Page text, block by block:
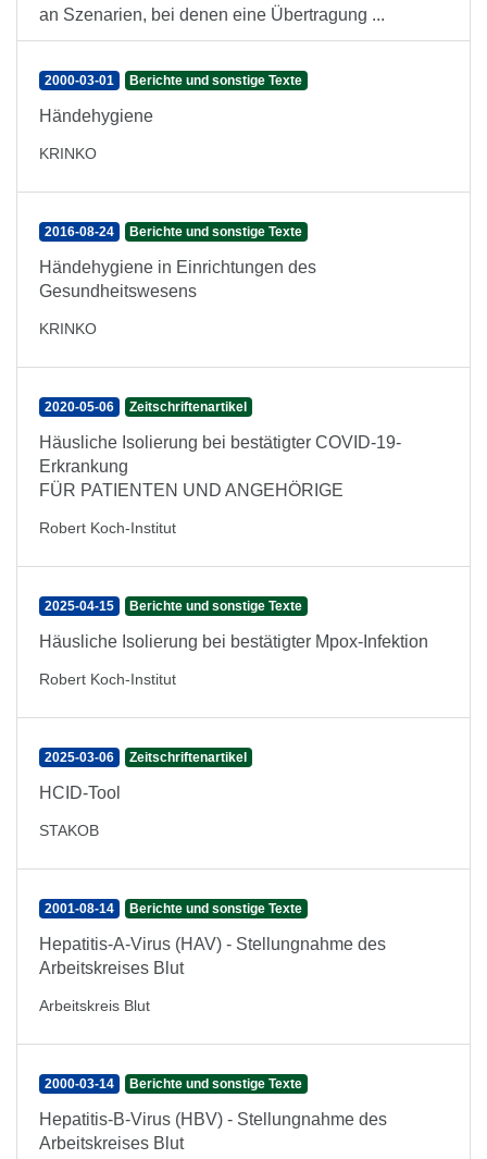
an Szenarien, bei denen eine Übertragung ...
2000-03-01 Berichte und sonstige Texte
Händehygiene
KRINKO
2016-08-24 Berichte und sonstige Texte
Händehygiene in Einrichtungen des
Gesundheitswesens
KRINKO
2020-05-06 Zeitschriftenartikel
Häusliche Isolierung bei bestätigter COVID-19-
Erkrankung
FÜR PATIENTEN UND ANGEHÖRIGE
Robert Koch-Institut
2025-04-15 Berichte und sonstige Texte
Häusliche Isolierung bei bestätigter Mpox-Infektion
Robert Koch-Institut
2025-03-06 Zeitschriftenartikel
HCID-Tool
STAKOB
2001-08-14 Berichte und sonstige Texte
Hepatitis-A-Virus (HAV) - Stellungnahme des
Arbeitskreises Blut
Arbeitskreis Blut
2000-03-14 Berichte und sonstige Texte
Hepatitis-B-Virus (HBV) - Stellungnahme des
Arbeitskreises Blut